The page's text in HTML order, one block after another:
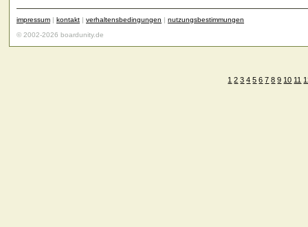
impressum | kontakt | verhaltensbedingungen | nutzungsbestimmungen
© 2002-2026 boardunity.de
1 2 3 4 5 6 7 8 9 10 11